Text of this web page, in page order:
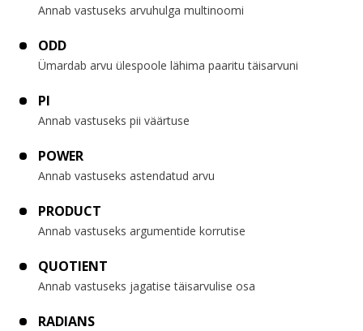
Annab vastuseks arvuhulga multinoomi
ODD
Ümardab arvu ülespoole lähima paaritu täisarvuni
PI
Annab vastuseks pii väärtuse
POWER
Annab vastuseks astendatud arvu
PRODUCT
Annab vastuseks argumentide korrutise
QUOTIENT
Annab vastuseks jagatise täisarvulise osa
RADIANS